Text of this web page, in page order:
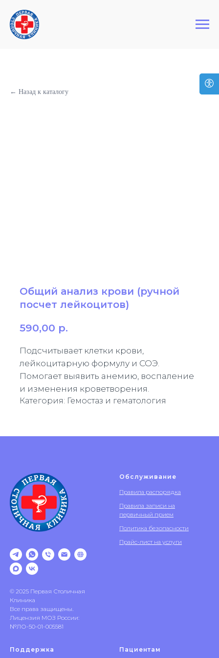
Первая Столичная Клиника
← Назад к каталогу
Общий анализ крови (ручной
посчет лейкоцитов)
590,00 р.
Подсчитывает клетки крови,
лейкоцитарную формулу и СОЭ.
Помогает выявить анемию, воспаление
и изменения кроветворения.
Категория: Гемостаз и гематология
© 2025 Первая Столичная
Клиника
Все права защищены.
Лицензия МОЗ России:
№ЛО-50-01-005581
Обслуживание
Правила распорядка
Правила записи на
первичный прием
Политика безопасности
Прайс-лист на услуги
Поддержка Пациентам